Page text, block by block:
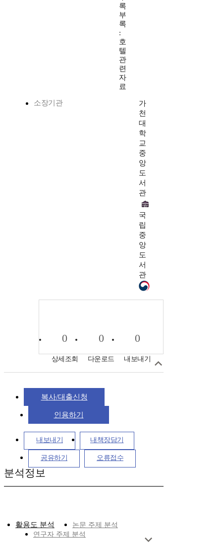
록
부
록
:
호
텔
관
련
자
료
소장기관
가
천
대
학
교
중
앙
도
서
관
국
립
중
앙
도
서
관
0
상세조회
0
다운로드
0
내보내기
복사/대출신청
인용하기
내보내기 내책장담기
공유하기 오류접수
분석정보
활용도 분석
논문 주제 분석
연구자 주제 분석